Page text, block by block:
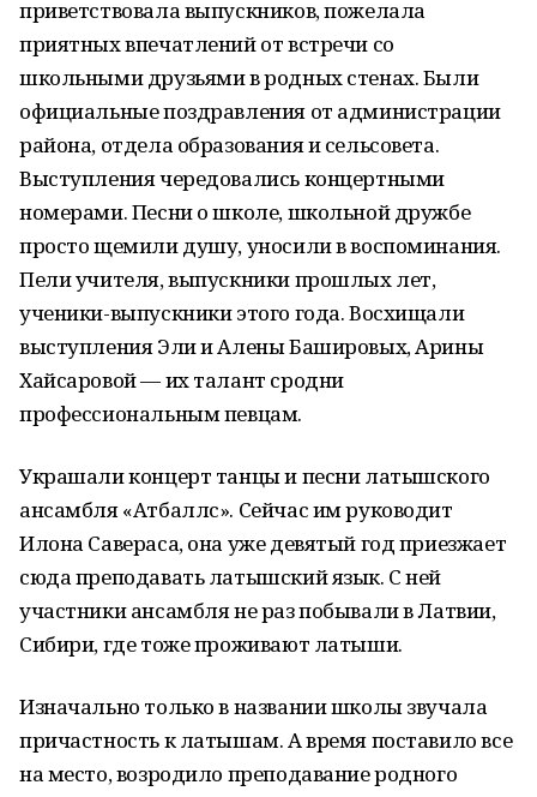
приветствовала выпускников, пожелала
приятных впечатлений от встречи со
школьными друзьями в родных стенах. Были
официальные поздравления от администрации
района, отдела образования и сельсовета.
Выступления чередовались концертными
номерами. Песни о школе, школьной дружбе
просто щемили душу, уносили в воспоминания.
Пели учителя, выпускники прошлых лет,
ученики-выпускники этого года. Восхищали
выступления Эли и Алены Башировых, Арины
Хайсаровой — их талант сродни
профессиональным певцам.
Украшали концерт танцы и песни латышского
ансамбля «Атбаллс». Сейчас им руководит
Илона Савераса, она уже девятый год приезжает
сюда преподавать латышский язык. С ней
участники ансамбля не раз побывали в Латвии,
Сибири, где тоже проживают латыши.
Изначально только в названии школы звучала
причастность к латышам. А время поставило все
на место, возродило преподавание родного